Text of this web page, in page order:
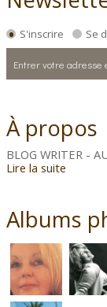
S'inscrire Se
À propos
BLOG WRITER -
Lire la suite
Albums